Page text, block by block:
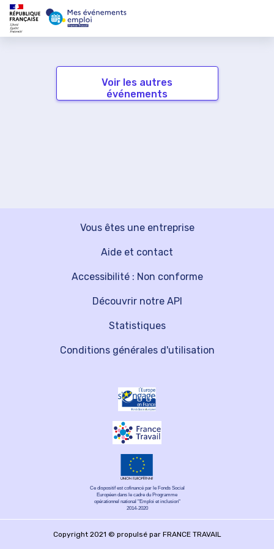
Voir les autres
événements
Vous êtes une entreprise
Découvrir notre API
Aide et contact
Statistiques
Accessibilité : Non conforme
Conditions générales d'utilisation
Ce dispositif est cofinancé par le Fonds Social
Européen dans le cadre du Programme
opérationnel national "Emploi et inclusion"
2014-2020
Copyright 2021 © propulsé par FRANCE TRAVAIL